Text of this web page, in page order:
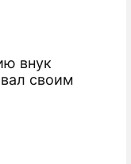
внук
своим